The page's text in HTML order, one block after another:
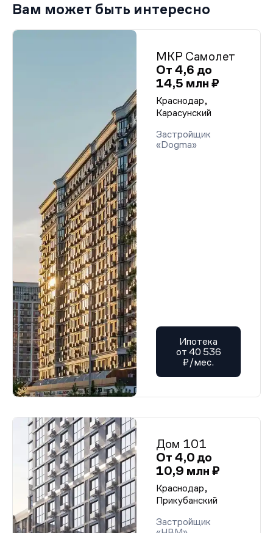
Вам может быть интересно
МКР Самолет
От 4,6 до
14,5 млн ₽
Краснодар,
Карасунский
Застройщик
«Dogma»
Ипотека
от 40 536
₽/мес.
Дом 101
От 4,0 до
10,9 млн ₽
Краснодар,
Прикубанский
Застройщик